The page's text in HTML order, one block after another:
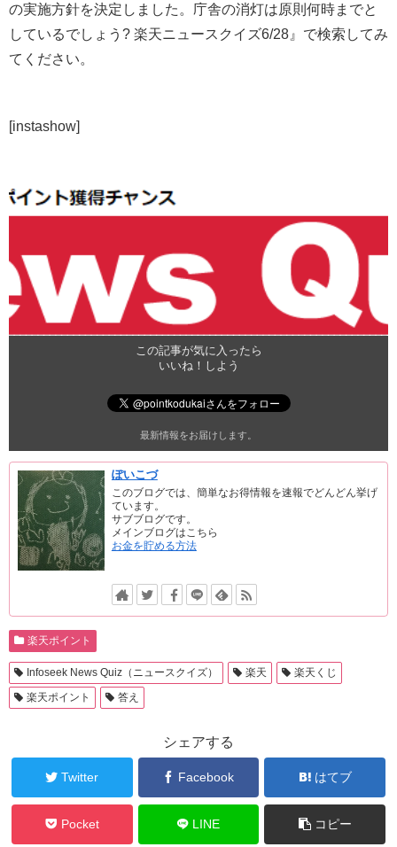
の実施方針を決定しました。庁舎の消灯は原則何時までと
しているでしょう? 楽天ニュースクイズ6/28』で検索してみ
てください。
[instashow]
この記事が気に入ったら
いいね！しよう
最新情報をお届けします。
ぽいこづ
このブログでは、簡単なお得情報を速報でどんどん挙げ
ています。
サブブログです。
メインブログはこちら
お金を貯める方法
楽天ポイント
Infoseek News Quiz（ニュースクイズ） 楽天
楽天くじ
楽天ポイント
答え
シェアする
Twitter Facebook はてブ
Pocket LINE コピー